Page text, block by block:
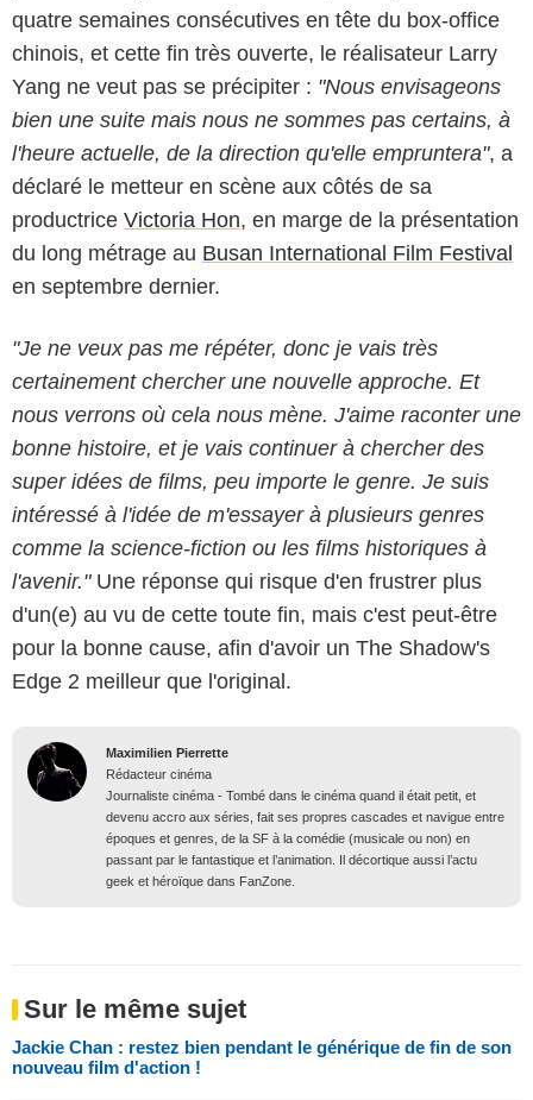
quatre semaines consécutives en tête du box-office
chinois, et cette fin très ouverte, le réalisateur Larry
Yang ne veut pas se précipiter : "Nous envisageons
bien une suite mais nous ne sommes pas certains, à
l'heure actuelle, de la direction qu'elle empruntera", a
déclaré le metteur en scène aux côtés de sa
productrice Victoria Hon, en marge de la présentation
du long métrage au Busan International Film Festival
en septembre dernier.
"Je ne veux pas me répéter, donc je vais très
certainement chercher une nouvelle approche. Et
nous verrons où cela nous mène. J'aime raconter une
bonne histoire, et je vais continuer à chercher des
super idées de films, peu importe le genre. Je suis
intéressé à l'idée de m'essayer à plusieurs genres
comme la science-fiction ou les films historiques à
l'avenir."Une réponse qui risque d'en frustrer plus
d'un(e) au vu de cette toute fin, mais c'est peut-être
pour la bonne cause, afin d'avoir un The Shadow's
Edge 2 meilleur que l'original.
Maximilien Pierrette
Rédacteur cinéma
Journaliste cinéma - Tombé dans le cinéma quand il était petit, et
devenu accro aux séries, fait ses propres cascades et navigue entre
époques et genres, de la SF à la comédie (musicale ou non) en
passant par le fantastique et l’animation. Il décortique aussi l’actu
geek et héroïque dans FanZone.
Sur le même sujet
Jackie Chan : restez bien pendant le générique de fin de son
nouveau film d'action !